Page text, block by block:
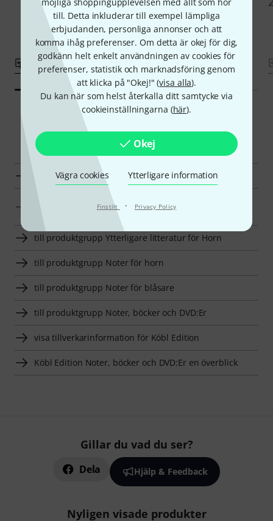
till. Detta inkluderar till exempel lämpliga
erbjudanden, personliga annonser och att
komma ihåg preferenser. Om detta är okej för dig,
godkänn helt enkelt användningen av cookies för
preferenser, statistik och marknadsföring genom
att klicka på "Okej!" (visa alla).
Du kan när som helst återkalla ditt samtycke via
cookieinställningarna (här).
Okej
Vägra cookies Ytterligare information
Finstilt · Privacy Policy
Jämför Jämför
Smart Navigator
Köbl Edition Ytterligare litteratur för Horn en överblick
Ytterligare litteratur för Horn till priser från 200 kr -
300 kr annonser
till produktgrupp Ytterligare litteratur för Horn
till produktgrupp Noter för horn
till produktgrupp Noter för blåsare
till produktgrupp Noter, böcker och DVD:Er
visa tillverkarinformation för Köbl Edition
Köbl Edition Noter, böcker och DVD:Er en överblick
Gillar du vad du ser?
Dela Hjälp & Feedback
Nyligen visade produkter